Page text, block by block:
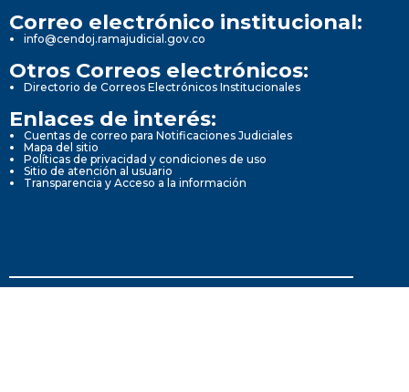
Correo electrónico institucional:
info@cendoj.ramajudicial.gov.co
Otros Correos electrónicos:
Directorio de Correos Electrónicos Institucionales
Enlaces de interés:
Cuentas de correo para Notificaciones Judiciales
Mapa del sitio
Políticas de privacidad y condiciones de uso
Sitio de atención al usuario
Transparencia y Acceso a la información